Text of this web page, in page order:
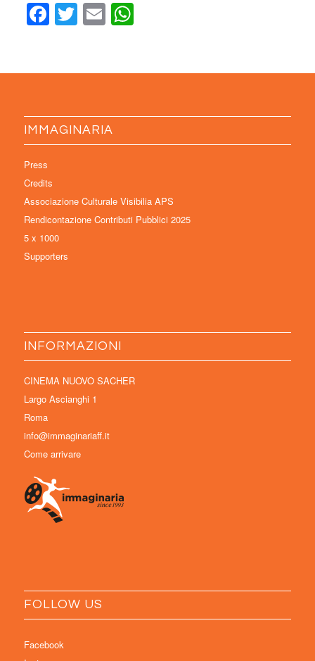
Facebook
Twitter
EmailWhatsApp
IMMAGINARIA
Press
Credits
Associazione Culturale Visibilia APS
Rendicontazione Contributi Pubblici 2025
5 x 1000
Supporters
INFORMAZIONI
CINEMA NUOVO SACHER
Largo Ascianghi 1
Roma
info@immaginariaff.it
Come arrivare
FOLLOW US
Facebook